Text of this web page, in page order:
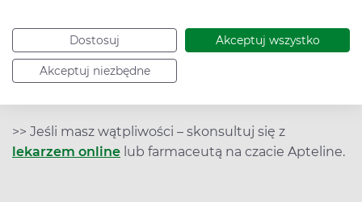
Dostosuj Akceptuj wszystko
Akceptuj niezbędne
możeszzarezerwować produkt i odebrać w
wybranej aptece
(zawsze z darmową dostawą do
apteki).
>> Jeśli masz wątpliwości – skonsultuj się z
lekarzem online lub farmaceutą na czacie Apteline.